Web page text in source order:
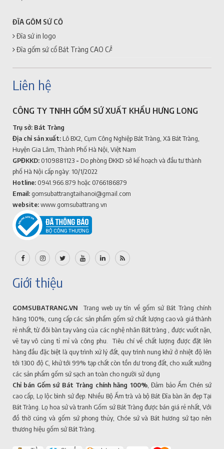
ĐĨA GỐM SỨ CỔ
Đĩa sứ in logo
Đĩa gốm sứ cổ Bát Tràng CAO CẤP + GIÁ RẺ
Liên hệ
CÔNG TY TNHH GỐM SỨ XUẤT KHẨU HƯNG LONG
Trụ sở: Bát Tràng
Địa chỉ sản xuất: Lô BX2, Cụm Công Nghiệp Bát Tràng, Xã Bát Tràng,
Huyện Gia Lâm, Thành Phố Hà Nội, Việt Nam
GPĐKKD: 0109881123 - Do phòng ĐKKD sở kế hoạch và đầu tư thành
phố Hà Nội cấp ngày: 10/1/2022
Hotline: 0941.966.879 hoặc 0766186879
Email: gomsubattrangtaihanoi@gmail.com
website:www.gomsubattrang.vn
Giới thiệu
GOMSUBATRANG.VN Trang web uy tín về gốm sứ Bát Tràng chính
hãng 100%, cung cấp các sản phẩm gốm sứ chất lượng cao và giá thành
rẻ nhất, từ đôi bàn tay vàng của các nghệ nhân Bát tràng , được vuốt nặn,
vẽ tay vô cùng tỉ mỉ và công phu. Tiêu chí về chất lượng được đặt lên
hàng đầu đặc biệt là quy trình xử lý đất, quy trình nung khử ở nhiệt độ lên
tới 1300 độ C, khử tới 99% tạp chất còn tồn dư trong đất, cho xuất xưởng
các sản phẩm gốm sứ sạch an toàn cho người sử dụng
Chỉ bán Gốm sứ Bát Tràng chính hãng 100%, Đảm bảo Ấm Chén sứ
cao cấp, Lọ lộc bình sứ đẹp. Nhiều Bộ Ấm trà và bộ Bát Đĩa bàn ăn đẹp Tại
Bát Tràng. Lọ hoa sứ và tranh Gốm sứ Bát Tràng được bán giá rẻ nhất, Với
đồ thờ cúng và gốm sứ phong thủy, Chóe sứ và Bát hương sứ tạo nên
thương hiệu gốm sứ Bát Tràng.